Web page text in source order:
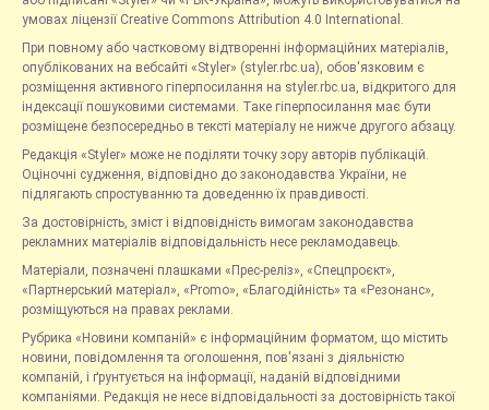
умовах ліцензії Creative Commons Attribution 4.0 International.
При повному або частковому відтворенні інформаційних матеріалів,
опублікованих на вебсайті «Styler» (styler.rbc.ua), обов'язковим є
розміщення активного гіперпосилання на styler.rbc.ua, відкритого для
індексації пошуковими системами. Таке гіперпосилання має бути
розміщене безпосередньо в тексті матеріалу не нижче другого абзацу.
Редакція «Styler» може не поділяти точку зору авторів публікацій.
Оціночні судження, відповідно до законодавства України, не
підлягають спростуванню та доведенню їх правдивості.
За достовірність, зміст і відповідність вимогам законодавства
рекламних матеріалів відповідальність несе рекламодавець.
Матеріали, позначені плашками «Прес-реліз», «Спецпроєкт»,
«Партнерський матеріал», «Promo», «Благодійність» та «Резонанс»,
розміщуються на правах реклами.
Рубрика «Новини компаній» є інформаційним форматом, що містить
новини, повідомлення та оголошення, пов'язані з діяльністю
компаній, і ґрунтується на інформації, наданій відповідними
компаніями. Редакція не несе відповідальності за достовірність такої